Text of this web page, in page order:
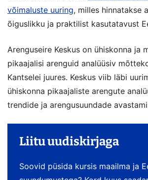
võimaluste uuring, milles hinnatakse
õiguslikku ja praktilist kasutatavust
Arenguseire Keskus on ühiskonna ja
pikaajalisi arenguid analüüsiv
Kantselei juures. Keskus viib läbi
ühiskonna pikaajaliste arengute
trendide ja arengusuundade
Liitu uudiskirjaga
Soovid püsida kursis maailma ja